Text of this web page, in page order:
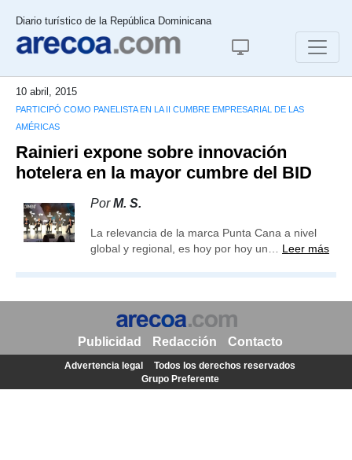
Diario turístico de la República Dominicana
10 abril, 2015
PARTICIPÓ COMO PANELISTA EN LA II CUMBRE EMPRESARIAL DE LAS
AMÉRICAS
Rainieri expone sobre innovación
hotelera en la mayor cumbre del BID
PorM. S.
La relevancia de la marca Punta Cana a nivel
global y regional, es hoy por hoy un… Leer más
Publicidad Redacción Contacto
Advertencia legal
Todos los derechos reservados
Grupo Preferente